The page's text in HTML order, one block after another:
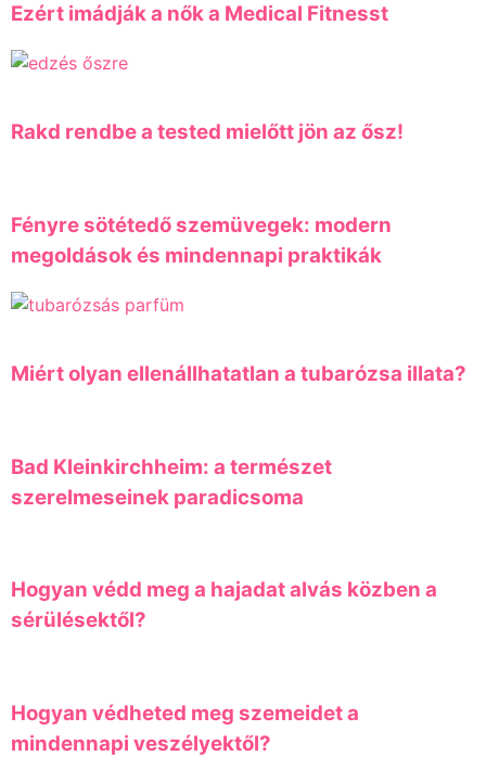
Ezért imádják a nők a Medical Fitnesst
Rakd rendbe a tested mielőtt jön az ősz!
Fényre sötétedő szemüvegek: modern
megoldások és mindennapi praktikák
Miért olyan ellenállhatatlan a tubarózsa illata?
Bad Kleinkirchheim: a természet
szerelmeseinek paradicsoma
Hogyan védd meg a hajadat alvás közben a
sérülésektől?
Hogyan védheted meg szemeidet a
mindennapi veszélyektől?